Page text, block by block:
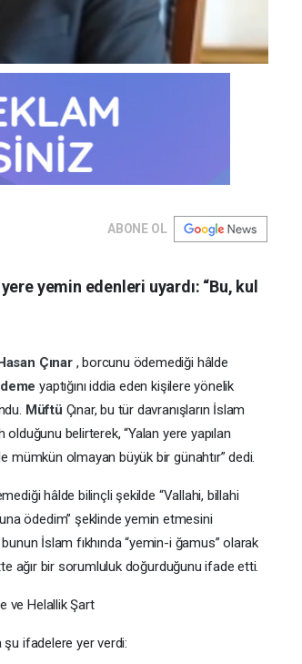
ABONE OL
yemin edenleri uyardı: “Bu, kul
Çınar , borcunu ödemediği hâlde
yaptığını iddia eden kişilere yönelik
Müftü Çınar, bu tür davranışların İslam
olduğunu belirterek, “Yalan yere yapılan
mümkün olmayan büyük bir günahtır” dedi.
hâlde bilinçli şekilde “Vallahi, billahi
ödedim” şeklinde yemin etmesini
bunun İslam fıkhında “yemin-i ğamus” olarak
ağır bir sorumluluk doğurduğunu ifade etti.
ve Helallik Şart
şu ifadelere yer verdi: